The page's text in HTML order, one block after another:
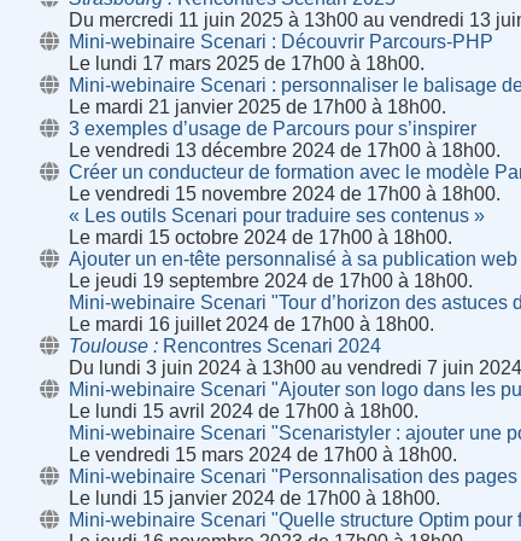
Du mercredi 11 juin 2025 à 13h00 au vendredi 13
Mini-webinaire Scenari : Découvrir Parcours-PHP
Le lundi 17 mars 2025 de 17h00 à 18h00.
Mini-webinaire Scenari : personnaliser le balisage
Le mardi 21 janvier 2025 de 17h00 à 18h00.
3 exemples d’usage de Parcours pour s’inspirer
Le vendredi 13 décembre 2024 de 17h00 à 18h00.
Créer un conducteur de formation avec le modèle
Le vendredi 15 novembre 2024 de 17h00 à 18h00.
« Les outils Scenari pour traduire ses contenus »
Le mardi 15 octobre 2024 de 17h00 à 18h00.
Ajouter un en-tête personnalisé à sa publication
Le jeudi 19 septembre 2024 de 17h00 à 18h00.
Mini-webinaire Scenari "Tour d’horizon des astuces
Le mardi 16 juillet 2024 de 17h00 à 18h00.
Toulouse
Rencontres Scenari 2024
Du lundi 3 juin 2024 à 13h00 au vendredi 7 juin
Mini-webinaire Scenari "Ajouter son logo dans les
Le lundi 15 avril 2024 de 17h00 à 18h00.
Mini-webinaire Scenari "Scenaristyler : ajouter une
Le vendredi 15 mars 2024 de 17h00 à 18h00.
Mini-webinaire Scenari "Personnalisation des
Le lundi 15 janvier 2024 de 17h00 à 18h00.
Mini-webinaire Scenari "Quelle structure Optim pour